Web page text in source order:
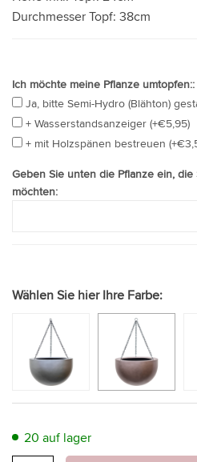
Durchmesser Topf: 38cm
Ich möchte meine Pflanze umtopfen::
Ja, bitte Semi-Hydro (Blähton)
+ Wasserstandsanzeiger (+€5,95)
+ mit Holzspänen bestreuen
Geben Sie unten die Pflanze ein,
möchten:
Wählen Sie hier Ihre Farbe:
20 auf lager